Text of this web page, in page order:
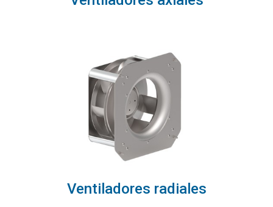
Ventiladores radiales